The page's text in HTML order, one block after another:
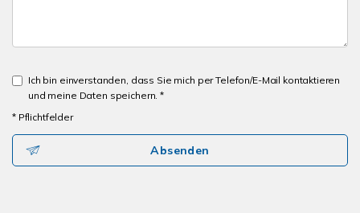
Ich bin einverstanden, dass Sie mich per Telefon/E-Mail kontaktieren
und meine Daten speichern. *
* Pflichtfelder
Absenden